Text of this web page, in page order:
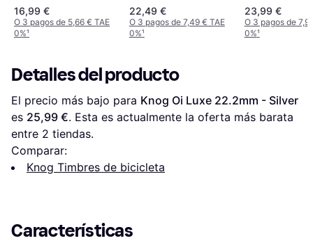
Retro Vintage Horn
16,99 €
O 3 pagos de 5,66 € TAE
0%¹
22,49 €
O 3 pagos de 7,49 € TAE
0%¹
23,99 €
O 3 pagos de
0%¹
Detalles del producto
El precio más bajo para Knog Oi Luxe 22.2mm - Silver
es 25,99 €. Esta es actualmente la oferta más barata
entre 2 tiendas.
Comparar:
Knog Timbres de bicicleta
Características